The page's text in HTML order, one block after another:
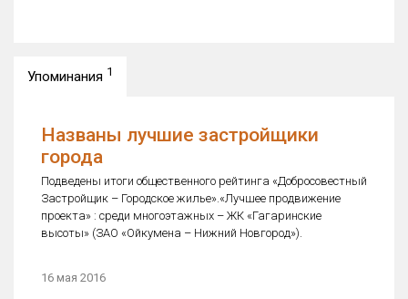
Названы лучшие застройщики
города
Подведены итоги общественного рейтинга «Добросовестный
Застройщик – Городское жилье».«Лучшее продвижение
проекта» : среди многоэтажных – ЖК «Гагаринские